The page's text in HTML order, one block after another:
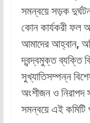
সমন্বয়ে সড়ক
কোন কার্যকরী ফল
আমাদের আহ্বান,
দ্বন্দ্বমুক্ত ব্যক্তি
সুখ্যাতিসম্পন্ন
অংশীজন ও নিরাপদ
সমন্বয়ে এই কমিটি